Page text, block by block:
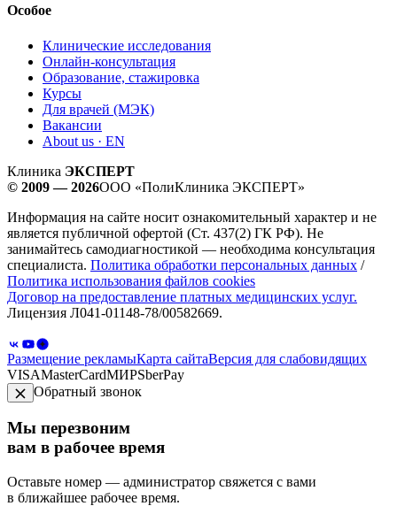
Особое
Клинические исследования
Онлайн-консультация
Образование, стажировка
Курсы
Для врачей (МЭК)
Вакансии
About us · EN
Клиника ЭКСПЕРТ
© 2009 — 2026ООО «ПолиКлиника ЭКСПЕРТ»
Информация на сайте носит ознакомительный характер и не
является публичной офертой (Ст. 437(2) ГК РФ). Не
занимайтесь самодиагностикой — необходима консультация
специалиста. Политика обработки персональных данных /
Политика использования файлов cookies
Договор на предоставление платных медицинских услуг.
Лицензия Л041-01148-78/00582669.
Размещение рекламыКарта сайтаВерсия для слабовидящих
VISAMasterCardМИРSberPay
Обратный звонок
Мы перезвоним
вам в рабочее время
Оставьте номер — администратор свяжется с вами
в ближайшее рабочее время.